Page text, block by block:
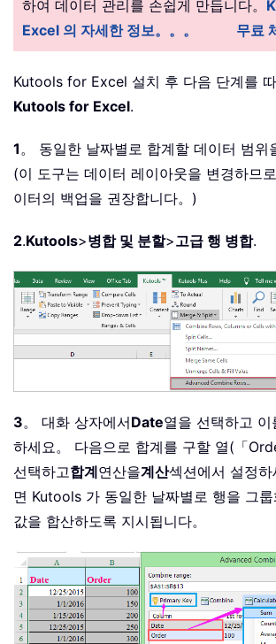
하여 데이터 관리를 손쉽게 만듭니다。
Excel 의 자세한 정보。。。
무료
Kutools for Excel 설치 후 다음 단계를 따
Kutools for Excel.
1。 동일한 날짜별로 합계할 데이터 범위
(이 도구는 데이터 레이아웃을 변경하므
이터의 백업을 권장합니다。)
2.Kutools>병합 및 분할>고급 행 병합.
3。 대화 상자에서Date열을 선택하고 이
하세요。 다음으로 합계를 구할 열(「
선택하고합계연산을계산섹션에서 설정
면 Kutools 가 동일한 날짜별로 행을 그
값을 합산하도록 지시됩니다。